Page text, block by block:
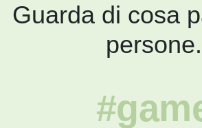
Guarda di cosa
persone.